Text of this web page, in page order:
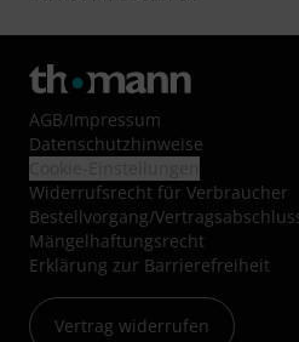
AGB/Impressum
Datenschutzhinweise
Widerrufsrecht für Verbraucher
Bestellvorgang/
Mängelhaftungsrecht
Erklärung zur Barrierefreiheit
Vertrag widerrufen